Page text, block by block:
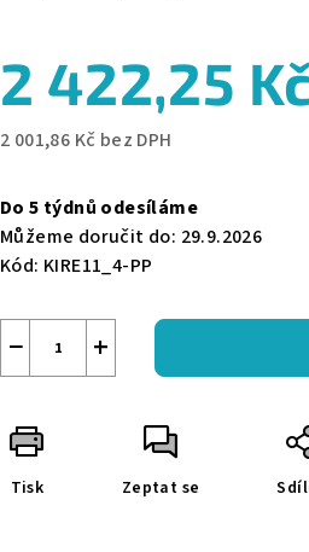
z
5
2 422,25
2 001,86 Kč bez DPH
cena:
Do 5 týdnů odesíláme
Můžeme doručit do: 29.9.2026
Kód: KIRE11_4-PP
+
−
Tisk Zeptat se